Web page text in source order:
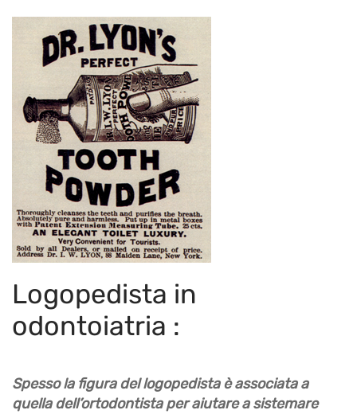
Logopedista in
odontoiatria :
Spesso la figura dellogopedistaè associata a
quella dell’ortodontista per aiutare a sistemare